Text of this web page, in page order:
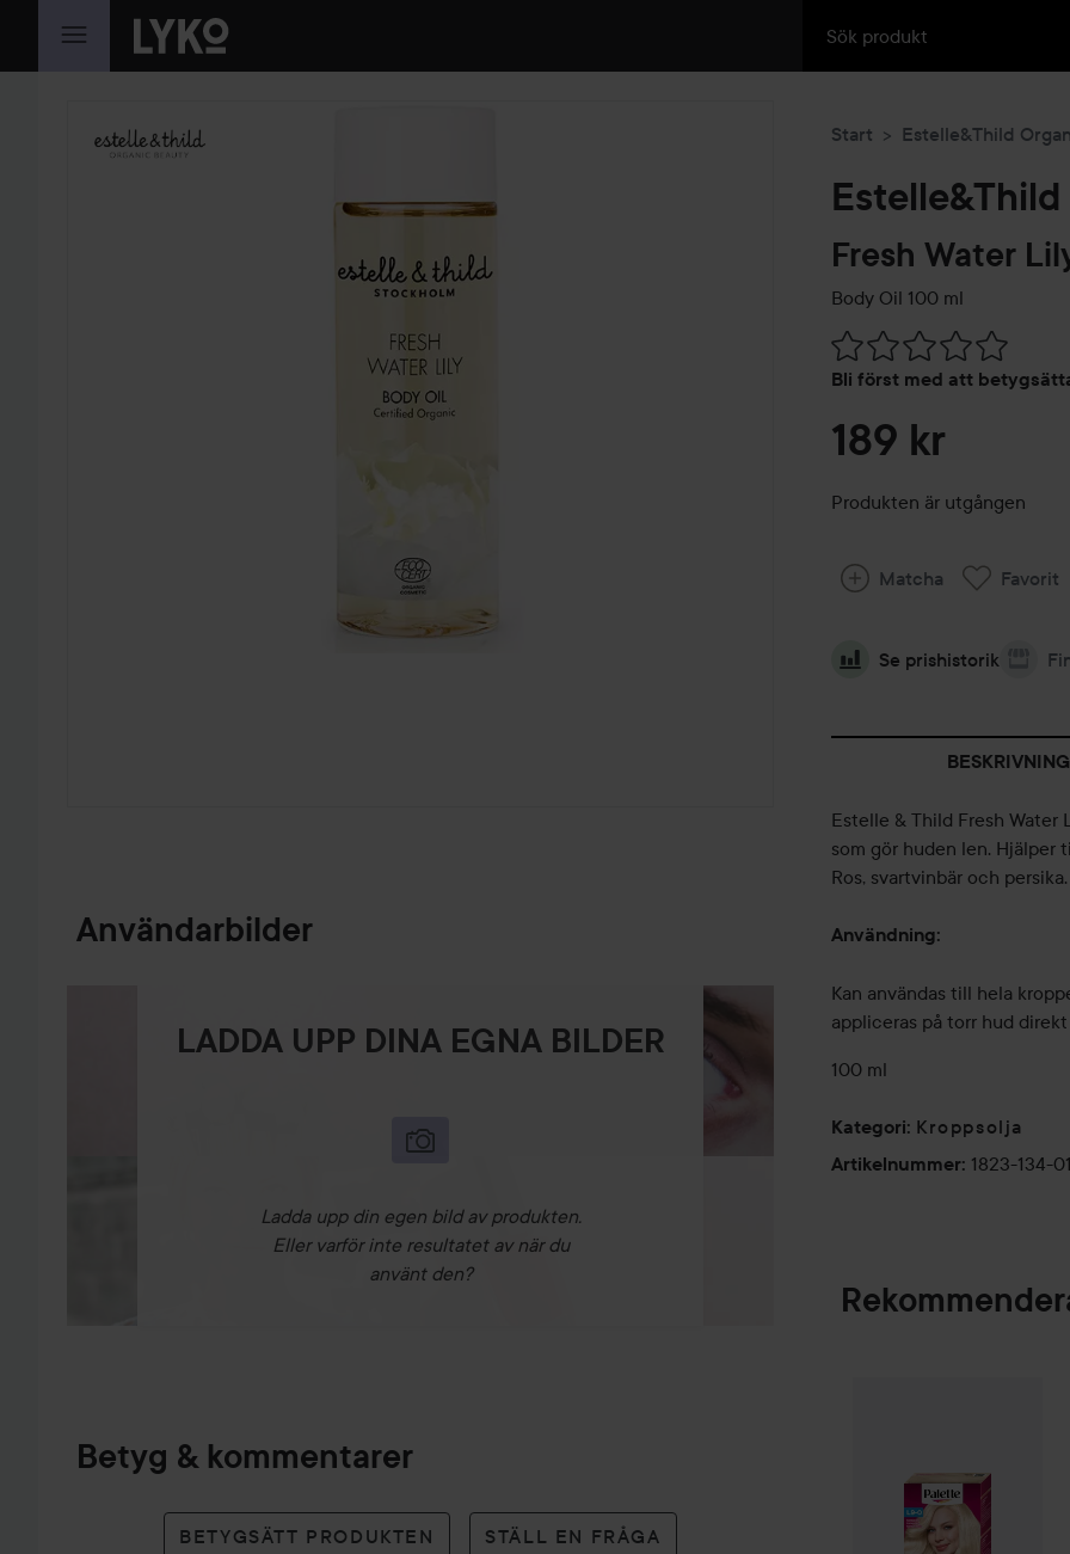
HOPPA TILL INNEHÅLLET
Användarbilder
LADDA UPP DINA EGNA BILDER
Ladda upp din egen bild av produkten.
Eller varför inte resultatet av när du
använt den?
Betyg & kommentarer
BETYGSÄTT PRODUKTEN STÄLL EN FRÅGA
Start Estelle&Thild
Fresh Water
Body Oil 100 ml
Bli först med att
Hoppa till Betyg &
189 kr
Produkten är utgången
Matcha Favorit
Se prishistorik
BESKRIVNING
Estelle & Thild Fresh Water
som gör huden len.
Ros, svartvinbär och
Användning:
Kan användas till hela
appliceras på torr hud
100 ml
Kategori: Kroppsolja
Artikelnummer: 1823-134-